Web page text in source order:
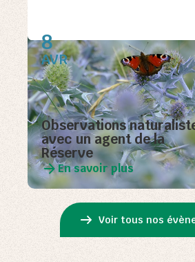
Observations
avec un agent de la
Réserve
En savoir plus
8
AVR
Voir tous nos